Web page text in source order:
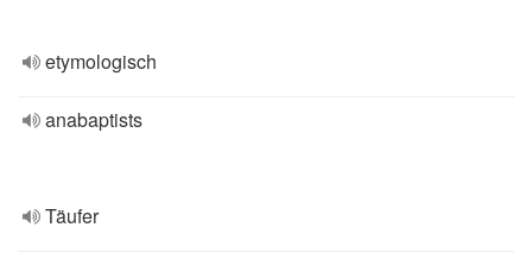
etymologisch
anabaptists
Täufer